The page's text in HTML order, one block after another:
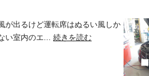
が出るけど運転席はぬるい風しか
い室内のエ... 続きを読む